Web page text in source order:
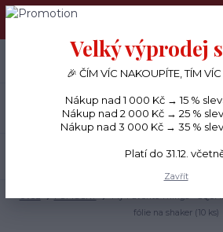
PŘÁNÍČKA a PAPÍROVÉ DÁRKY odesílám
CZK
+420 734 380 930
(Po-Ne, 8-20 hod.)
fólie na shaker (10 ks)
Velký výprodej
🎉 ČÍM VÍC NAKOUPÍTE, TÍM VÍC
Nákup nad 1 000 Kč → 15 %
Nákup nad 2 000 Kč → 25 %
Nákup nad 3 000 Kč → 35 %
Platí do 31.12.
Zavřít